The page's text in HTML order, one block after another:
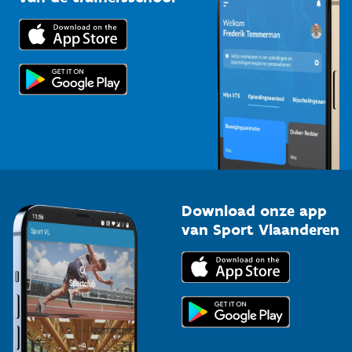
Trainers en begeleiders
Topsporters
Downloads
Voor de pers
Download onze app
van Sport Vlaanderen